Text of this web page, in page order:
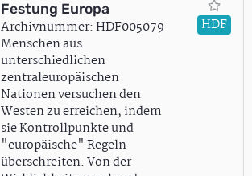
Festung Europa
Archivnummer: HDF005079
Menschen aus
unterschiedlichen
zentraleuropäischen
Nationen versuchen den
Westen zu erreichen, indem
sie Kontrollpunkte und
"europäische" Regeln
überschreiten. Von der
HDF